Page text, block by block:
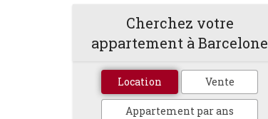
Cherchez votre
appartement à Barcelone
Location Vente
Appartement par ans